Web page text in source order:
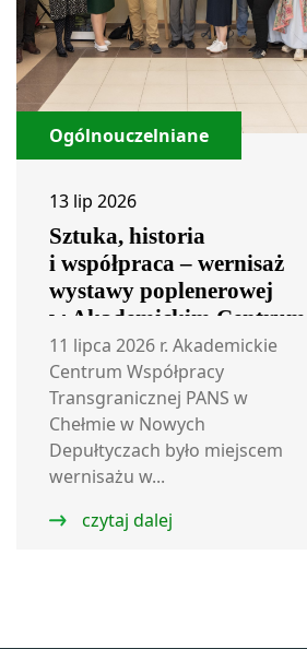
Ogólnouczelniane
13 lip 2026
Sztuka, historia
i współpraca – wernisaż
wystawy poplenerowej
w Akademickim Centrum
Współpracy
Transgranicznej
11 lipca 2026 r. Akademickie
Centrum Współpracy
Transgranicznej PANS w
Chełmie w Nowych
Depułtyczach było miejscem
wernisażu w...
czytaj dalej